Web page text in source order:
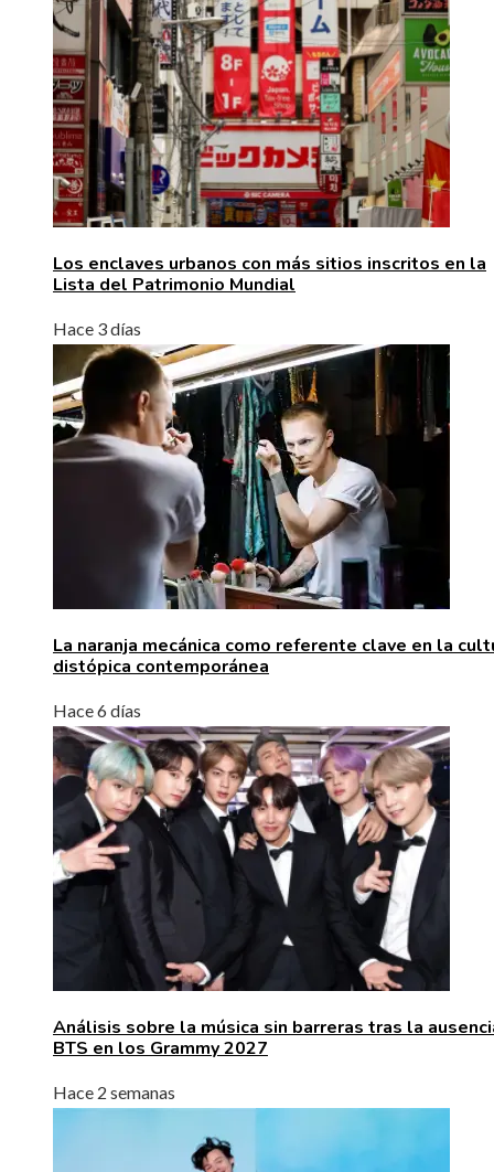
Los enclaves urbanos con más sitios inscritos en la
Lista del Patrimonio Mundial
Hace 3 días
La naranja mecánica como referente clave en la
distópica contemporánea
Hace 6 días
Análisis sobre la música sin barreras tras la
BTS en los Grammy 2027
Hace 2 semanas